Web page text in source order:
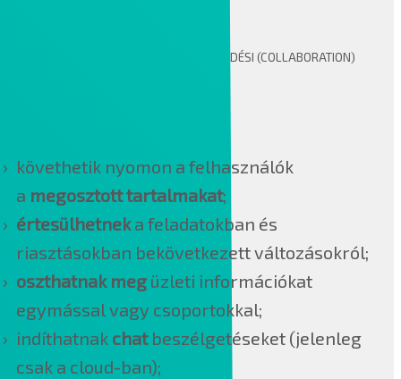
AZ INFOR MING.LE AZ INFOR EGYÜTTMŰKÖDÉSI (COLLABORATION)
követhetik nyomon a felhasználók
a megosztott tartalmakat;
értesülhetneka feladatokban és
riasztásokban bekövetkezett változásokról;
oszthatnak meg üzleti információkat
egymással vagy csoportokkal;
indíthatnak chat beszélgetéseket (jelenleg
csak a cloud-ban);